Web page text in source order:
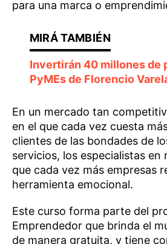
para una marca o
Invertirán 40 millones de
PyMEs de Florencio
En un mercado tan
en el que cada vez cuesta
clientes de las bondades de
servicios, los especialistas
que cada vez más empresas
herramienta emocional.
Este curso forma parte del
Emprendedor que brinda el
de manera gratuita, y tiene